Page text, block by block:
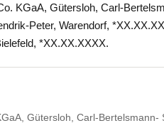
KGaA, Gütersloh, Carl-
Peter, Warendorf,
*XX.XX.XXXX.
Gütersloh, Carl-